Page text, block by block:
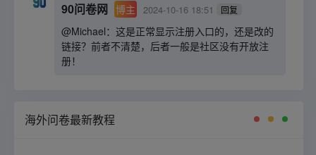
90问卷网 博主 2024-10-16 18:51 回复
@Michael：这是正常显示注册入口的，还是改的
链接？前者不清楚，后者一般是社区没有开放注
册！
海外问卷最新教程